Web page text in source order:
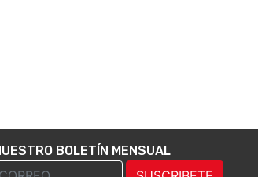
BOLETÍN MENSUAL